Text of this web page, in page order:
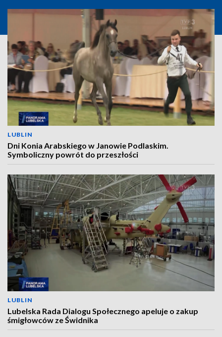
LUBLIN
Dni Konia Arabskiego w Janowie Podlaskim.
Symboliczny powrót do przeszłości
LUBLIN
Lubelska Rada Dialogu Społecznego apeluje o zakup
śmigłowców ze Świdnika